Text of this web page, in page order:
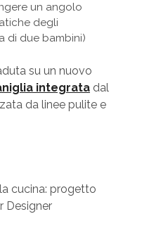
un angolo
degli
di due bambini)
su un nuovo
integratadal
da linee pulite e